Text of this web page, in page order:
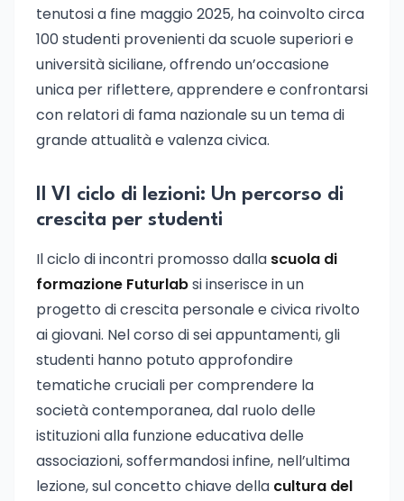
tenutosi a fine maggio 2025, ha coinvolto circa
100 studenti provenienti da scuole superiori e
università siciliane, offrendo un’occasione
unica per riflettere, apprendere e confrontarsi
con relatori di fama nazionale su un tema di
grande attualità e valenza civica.
Il VI ciclo di lezioni: Un percorso di
crescita per studenti
Il ciclo di incontri promosso dalla scuola di
formazione Futurlabsi inserisce in un
progetto di crescita personale e civica rivolto
ai giovani. Nel corso di sei appuntamenti, gli
studenti hanno potuto approfondire
tematiche cruciali per comprendere la
società contemporanea, dal ruolo delle
istituzioni alla funzione educativa delle
associazioni, soffermandosi infine, nell’ultima
lezione, sul concetto chiave della cultura del